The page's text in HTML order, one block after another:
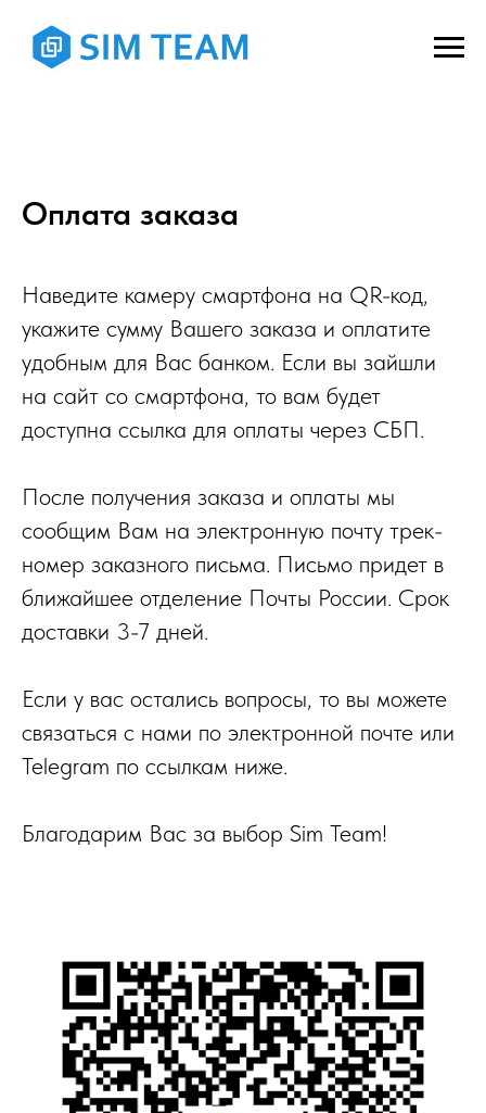
Оплата заказа
Наведите камеру смартфона на QR-код,
укажите сумму Вашего заказа и оплатите
удобным для Вас банком. Если вы зайшли
на сайт со смартфона, то вам будет
доступна ссылка для оплаты через СБП.
После получения заказа и оплаты мы
сообщим Вам на электронную почту трек-
номер заказного письма. Письмо придет в
ближайшее отделение Почты России. Срок
доставки 3-7 дней.
Если у вас остались вопросы, то вы можете
связаться с нами по электронной почте или
Telegram по ссылкам ниже.
Благодарим Вас за выбор Sim Team!